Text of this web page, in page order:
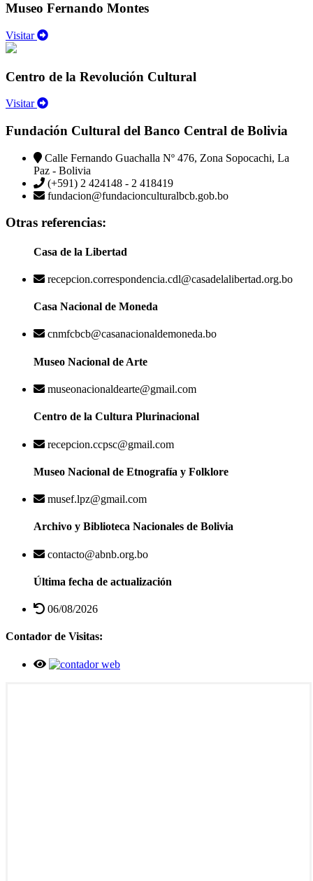
Museo Fernando Montes
Visitar
Centro de la Revolución Cultural
Visitar
Fundación Cultural del Banco Central de Bolivia
Calle Fernando Guachalla Nº 476, Zona Sopocachi, La
Paz - Bolivia
(+591) 2 424148 - 2 418419
fundacion@fundacionculturalbcb.gob.bo
Otras referencias:
Casa de la Libertad
recepcion.correspondencia.cdl@casadelalibertad.org.bo
Casa Nacional de Moneda
cnmfcbcb@casanacionaldemoneda.bo
Museo Nacional de Arte
museonacionaldearte@gmail.com
Centro de la Cultura Plurinacional
recepcion.ccpsc@gmail.com
Museo Nacional de Etnografía y Folklore
musef.lpz@gmail.com
Archivo y Biblioteca Nacionales de Bolivia
contacto@abnb.org.bo
Última fecha de actualización
06/08/2026
Contador de Visitas: